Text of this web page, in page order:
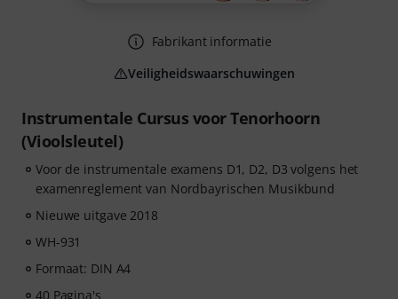
Instrumentale Cursus voor Tenorhoorn
(Vioolsleutel)
Voor de instrumentale examens D1, D2, D3 volgens het
examenreglement van Nordbayrischen Musikbund
Nieuwe uitgave 2018
WH-931
Formaat: DIN A4
40 Pagina's
Fabrikant informatie
Veiligheidswaarschuwingen